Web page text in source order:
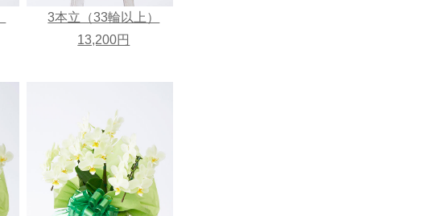
3本立（33輪以上）
13,200円